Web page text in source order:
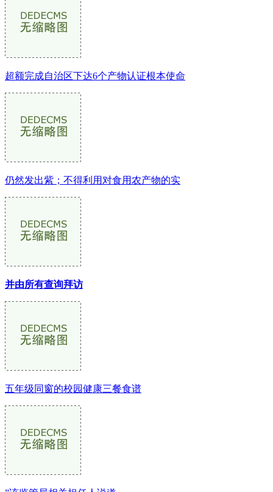
超额完成自治区下达6个产物认证根本使命
仍然发出紫；不得利用对食用农产物的实
并由所有查询拜访
五年级同窗的校园健康三餐食谱